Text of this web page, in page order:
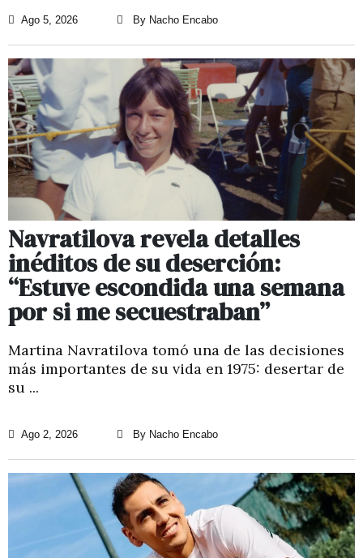
Ago 5, 2026 By Nacho Encabo
Navratilova revela detalles
inéditos de su deserción:
“Estuve escondida una semana
por si me secuestraban”
Martina Navratilova tomó una de las decisiones
más importantes de su vida en 1975: desertar de
su ...
Ago 2, 2026 By Nacho Encabo